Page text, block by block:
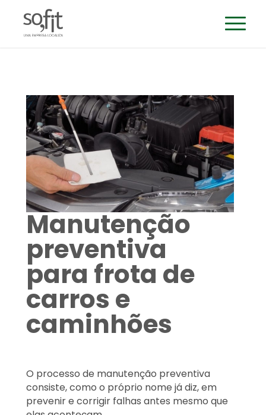
Manutenção
preventiva
para frota de
carros e
caminhões
O processo de manutenção preventiva
consiste, como o próprio nome já diz, em
prevenir e corrigir falhas antes mesmo que